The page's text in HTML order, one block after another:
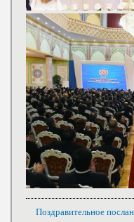
Поздравительное